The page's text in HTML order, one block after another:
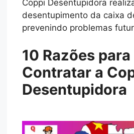
Coppi Desentupidora
desentupimento da caixa
prevenindo problemas
10 Razões para
Contratar a
Desentupidora